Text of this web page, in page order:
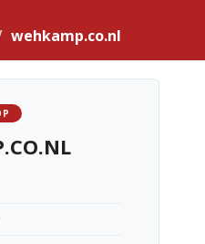
a
t
wehkamp.co.nl